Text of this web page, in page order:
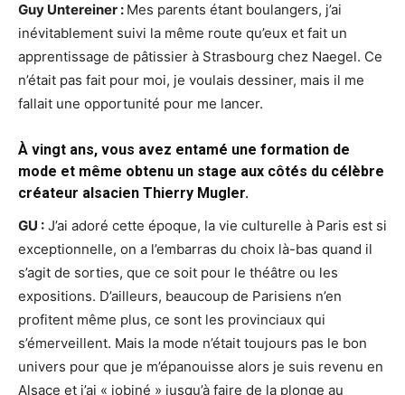
Guy Untereiner : Mes parents étant boulangers, j’ai
inévitablement suivi la même route qu’eux et fait un
apprentissage de pâtissier à Strasbourg chez Naegel. Ce
n’était pas fait pour moi, je voulais dessiner, mais il me
fallait une opportunité pour me lancer.
À vingt ans, vous avez entamé une formation de
mode et même obtenu un stage aux côtés du célèbre
créateur alsacien Thierry Mugler.
GU : J’ai adoré cette époque, la vie culturelle à Paris est si
exceptionnelle, on a l’embarras du choix là-bas quand il
s’agit de sorties, que ce soit pour le théâtre ou les
expositions. D’ailleurs, beaucoup de Parisiens n’en
profitent même plus, ce sont les provinciaux qui
s’émerveillent. Mais la mode n’était toujours pas le bon
univers pour que je m’épanouisse alors je suis revenu en
Alsace et j’ai « jobiné » jusqu’à faire de la plonge au